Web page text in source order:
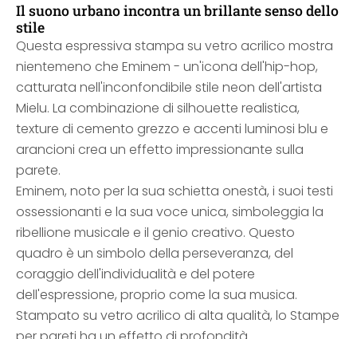
Il suono urbano incontra un brillante senso dello
stile
Questa espressiva stampa su vetro acrilico mostra
nientemeno che Eminem - un'icona dell'hip-hop,
catturata nell'inconfondibile stile neon dell'artista
Mielu. La combinazione di silhouette realistica,
texture di cemento grezzo e accenti luminosi blu e
arancioni crea un effetto impressionante sulla
parete.
Eminem, noto per la sua schietta onestà, i suoi testi
ossessionanti e la sua voce unica, simboleggia la
ribellione musicale e il genio creativo. Questo
quadro è un simbolo della perseveranza, del
coraggio dell'individualità e del potere
dell'espressione, proprio come la sua musica.
Stampato su vetro acrilico di alta qualità, lo Stampe